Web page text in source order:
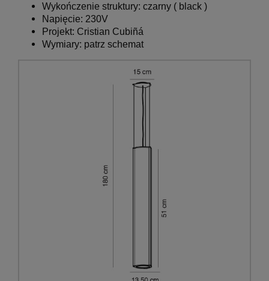
Wykończenie struktury: czarny ( black )
Napięcie: 230V
Projekt: Cristian Cubiñá
Wymiary: patrz schemat